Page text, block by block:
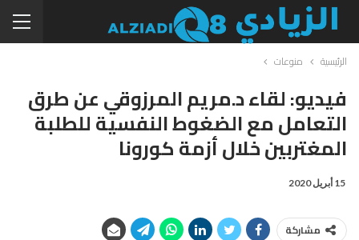
الرئيسية منوعات
فيديو: لقاء د.مريم المرزوقي عن طرق
التعامل مع الضغوط النفسية للطلبة
المغتربين خلال أزمة كورونا
15 أبريل 2020
مشاركة